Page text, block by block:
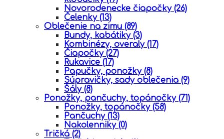
Novorodenecke čiapočky (26)
Čelenky (13)
Oblečenie na zimu (89)
Bundy, kabátiky (3)
Kombinézy, overaly (17)
Čiapočky (27)
Rukavice (17)
Papučky, ponožky (8)
Súpravičky, sady oblečenia (9)
Šály (8)
Ponožky, pančuchy, topánočky (71)
Ponožky, topánočky (58)
Pančuchy (13)
Nakolenniky (0)
Tričká (2)